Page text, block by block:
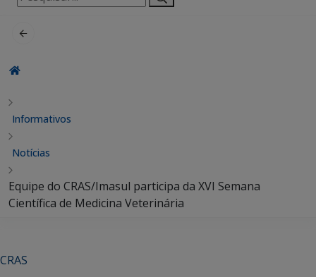
por:
Informativos
Notícias
Equipe do CRAS/Imasul participa da XVI Semana
Científica de Medicina Veterinária
CRAS